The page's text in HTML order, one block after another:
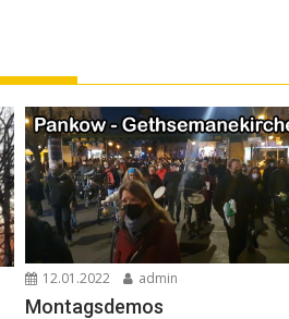
12.01.2022 admin
Montagsdemos